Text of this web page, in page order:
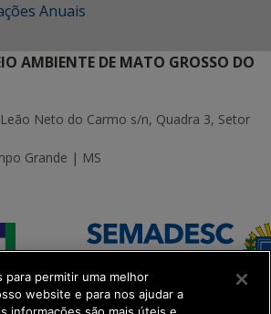
Anuais
AMBIENTE DE MATO GROSSO DO
Neto do Carmo s/n, Quadra 3, Setor
Grande | MS
para permitir uma melhor
website e para nos ajudar a